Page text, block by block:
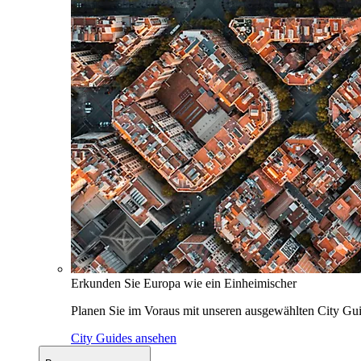
Erkunden Sie Europa wie ein Einheimischer
Planen Sie im Voraus mit unseren ausgewählten City
City Guides ansehen